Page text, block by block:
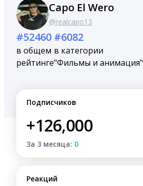
Capo El Wero
@realcapo13
#52460
в общем
рейтинге
#6082
в категории
"Фильмы и анимация"
Подписчиков
+126,000
За 3 месяца: 0
Реакций